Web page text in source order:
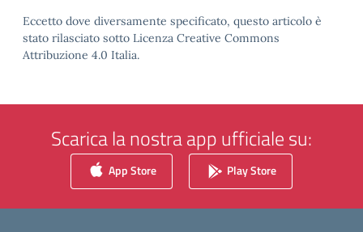
Eccetto dove diversamente specificato, questo articolo è
stato rilasciato sotto Licenza Creative Commons
Attribuzione 4.0 Italia.
Scarica la nostra app ufficiale su:
App Store Play Store